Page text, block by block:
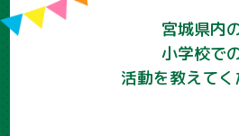
宮城県内
小学校で
活動を教えてく